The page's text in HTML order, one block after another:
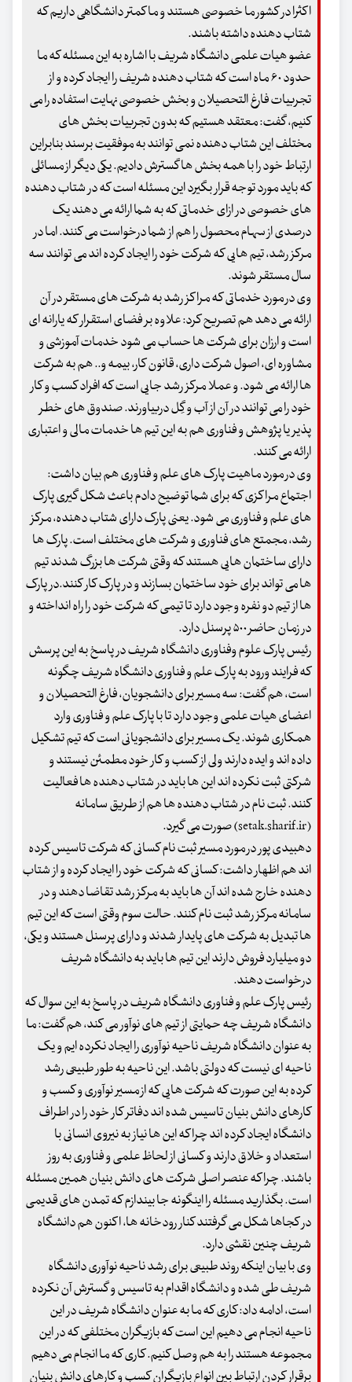
اکثرا در کشور ما خصوصی هستند و ما کمتر دانشگاهی داریم که
شتاب دهنده داشته باشند.
عضو هیات علمی دانشگاه شریف با اشاره به این مسئله که ما
حدود ۶۰ ماه است که شتاب دهنده شریف را ایجاد کرده و از
تجربیات فارغ التحصیلان و بخش خصوصی نهایت استفاده را می
کنیم، گفت: معتقد هستیم که بدون تجربیات بخش های
مختلف این شتاب دهنده نمی توانند به موفقیت برسند بنابراین
ارتباط خود را با همه بخش ها گسترش دادیم. یکی دیگر از مسائلی
که باید مورد توجه قرار بگیرد این مسئله است که در شتاب دهنده
های خصوصی در ازای خدماتی که به شما ارائه می دهند یک
درصدی از سهام محصول را هم از شما درخواست می کنند. اما در
مرکز رشد، تیم هایی که شرکت خود را ایجاد کرده اند می توانند سه
سال مستقر شوند.
وی در مورد خدماتی که مراکز رشد به شرکت های مستقر در آن
ارائه می دهد هم تصریح کرد: علاوه بر فضای استقرار که یارانه ای
است و ارزان برای شرکت ها حساب می شود خدمات آموزشی و
مشاوره ای، اصول شرکت داری، قانون کار، بیمه و.. هم به شرکت
ها ارائه می شود. و عملا مرکز رشد جایی است که افراد کسب و کار
خود را می توانند در آن از آب و گِل دربیاورند. صندوق های خطر
پذیر یا پژوهش و فناوری هم به این تیم ها خدمات مالی و اعتباری
ارائه می کنند.
وی در مورد ماهیت پارک های علم و فناوری هم بیان داشت:
اجتماع مراکزی که برای شما توضیح دادم باعث شکل گیری پارک
های علم و فناوری می شود. یعنی پارک دارای شتاب دهنده، مرکز
رشد، مجمتع های فناوری و شرکت های مختلف است. پارک ها
دارای ساختمان هایی هستند که وقتی شرکت ها بزرگ شدند تیم
ها می تواند برای خود ساختمان بسازند و در پارک کار کنند.در پارک
ها از تیم دو نفره وجود دارد تا تیمی که شرکت خود را راه انداخته و
در زمان حاضر ۵۰۰ پرسنل دارد.
رئیس پارک علوم وفناوری دانشگاه شریف در پاسخ به این پرسش
که فرایند ورود به پارک علم و فناوری دانشگاه شریف چگونه
است، هم گفت: سه مسیر برای دانشجویان، فارغ التحصیلان و
اعضای هیات علمی وجود دارد تا با پارک علم و فناوری وارد
همکاری شوند. یک مسیر برای دانشجویانی است که تیم تشکیل
داده اند و ایده دارند ولی از کسب و کار خود مطمئن نیستند و
شرکتی ثبت نکرده اند این ها باید در شتاب دهنده ها فعالیت
کنند. ثبت نام در شتاب دهنده ها هم از طریق سامانه
(setak.sharif.ir) صورت می گیرد.
دهبیدی پور در مورد مسیر ثبت نام کسانی که شرکت تاسیس کرده
اند هم اظهار داشت: کسانی که شرکت خود را ایجاد کرده و از شتاب
دهنده خارج شده اند آن ها باید به مرکز رشد تقاضا دهند و در
سامانه مرکز رشد ثبت نام کنند. حالت سوم وقتی است که این تیم
ها تبدیل به شرکت های پایدار شدند و دارای پرسنل هستند و یکی،
دو میلیارد فروش دارند این تیم ها باید به دانشگاه شریف
درخواست دهند.
رئیس پارک علم و فناوری دانشگاه شریف در پاسخ به این سوال که
دانشگاه شریف چه حمایتی از تیم های نوآور می کند، هم گفت: ما
به عنوان دانشگاه شریف ناحیه نوآوری را ایجاد نکرده ایم و یک
ناحیه ای نیست که دولتی باشد. این ناحیه به طور طبیعی رشد
کرده به این صورت که شرکت هایی که از مسیر نوآوری و کسب و
کارهای دانش بنیان تاسیس شده اند دفاتر کار خود را در اطراف
دانشگاه ایجاد کرده اند چرا که این ها نیاز به نیروی انسانی با
استعداد و خلاق دارند و کسانی از لحاظ علمی و فناوری به روز
باشند. چرا که عنصر اصلی شرکت های دانش بنیان همین مسئله
است. بگذارید مسئله را اینگونه جا بیندازم که تمدن های قدیمی
در کجاها شکل می گرفتند کنار رودخانه ها، اکنون هم دانشگاه
شریف چنین نقشی دارد.
وی با بیان اینکه روند طبیعی برای رشد ناحیه نوآوری دانشگاه
شریف طی شده و دانشگاه اقدام به تاسیس و گسترش آن نکرده
است، ادامه داد: کاری که ما به عنوان دانشگاه شریف در این
ناحیه انجام می دهیم این است که بازیگران مختلفی که در این
مجموعه هستند را به هم وصل کنیم. کاری که ما انجام می دهیم
برقرار کردن ارتباط بین انواع بازیگران کسب و کارهای دانش بنیان